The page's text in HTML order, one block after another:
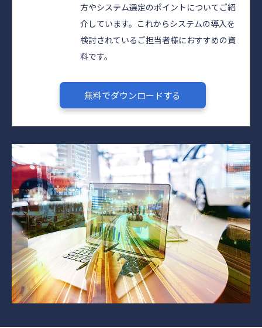
方やシステム選定のポイントについてご紹
介しています。これからシステムの導入を
検討されているご担当者様におすすめの資
料です。
無料でダウンロードする